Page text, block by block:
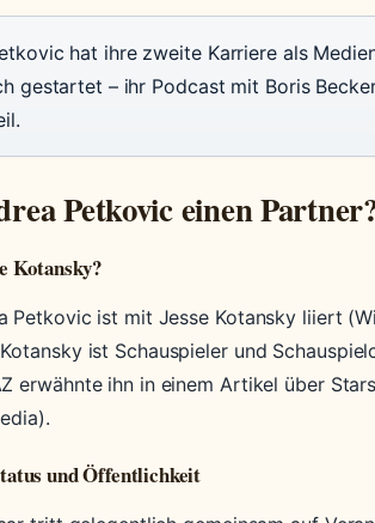
hat ihre zweite Karriere als
gestartet – ihr Podcast mit Boris
Petkovic einen
Kotansky?
Petkovic ist mit Jesse Kotansky liiert
ist Schauspieler und
erwähnte ihn in einem Artikel über
und Öffentlichkeit